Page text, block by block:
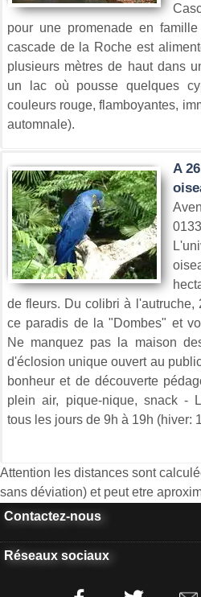
pour une promenade en
cascade de la Roche est
plusieurs mètres de haut dans
un lac où pousse quelques
couleurs rouge, flamboyantes,
automnale).
A
de fleurs. Du colibri à l'autruche,
ce paradis de la "Dombes" et
Ne manquez pas la maison
d'éclosion unique ouvert au
bonheur et de découverte
plein air, pique-nique, snack -
tous les jours de 9h à 19h (hiver:
Attention les distances sont
sans déviation) et peut etre
Contactez-nous
Réseaux sociaux